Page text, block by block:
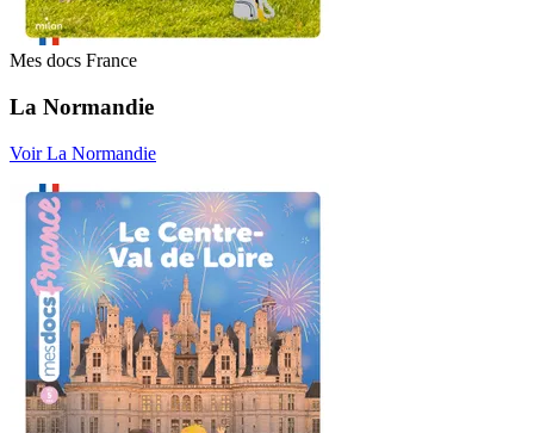
Mes docs France
La Normandie
Voir La Normandie